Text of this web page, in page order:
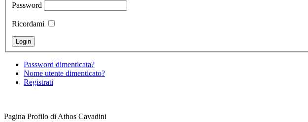
Password
Ricordami
Password dimenticata?
Nome utente dimenticato?
Registrati
Pagina Profilo di Athos Cavadini